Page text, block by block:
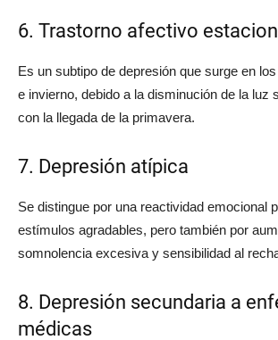
6. Trastorno afectivo
Es un subtipo de depresión que surge en
e invierno, debido a la disminución de la luz
con la llegada de la primavera.
7. Depresión atípica
Se distingue por una reactividad emocional
estímulos agradables, pero también por
somnolencia excesiva y sensibilidad al
8. Depresión secundaria a
médicas